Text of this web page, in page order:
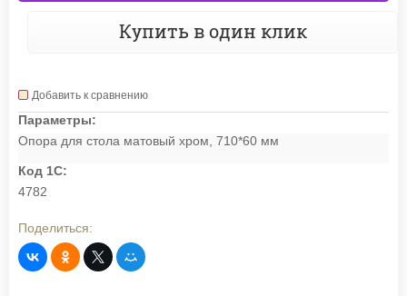
Купить в один клик
Добавить к сравнению
Параметры:
Опора для стола матовый хром, 710*60 мм
Код 1С:
4782
Поделиться: